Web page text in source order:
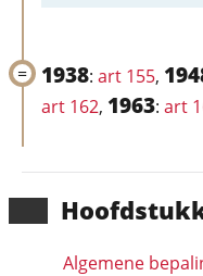
Algemene
1938: art 155,
art 162, 1963: art